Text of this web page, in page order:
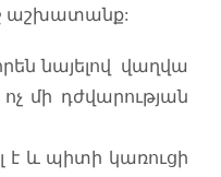
աշխատանք:
նայելով վաղվա
մի դժվարության
է և պիտի կառուցի